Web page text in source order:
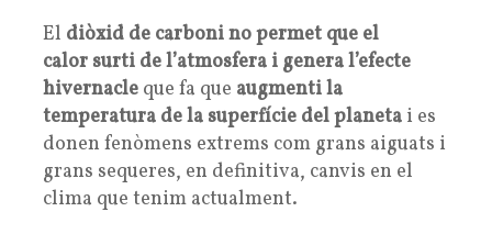
El diòxid de carboni no permet que el
calor surti de l’atmosfera i genera l’efecte
hivernacle que fa que augmenti la
temperatura de la superfície del planeta i es
donen fenòmens extrems com grans aiguats i
grans sequeres, en definitiva, canvis en el
clima que tenim actualment.